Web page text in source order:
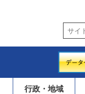
行政・地域